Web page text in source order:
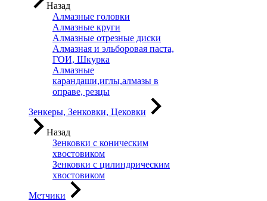
Назад
Алмазные головки
Алмазные круги
Алмазные отрезные диски
Алмазная и эльборовая паста,
ГОИ, Шкурка
Алмазные
карандаши,иглы,алмазы в
оправе, резцы
Зенкеры, Зенковки, Цековки
Назад
Зенковки с коническим
хвостовиком
Зенковки с цилиндрическим
хвостовиком
Метчики